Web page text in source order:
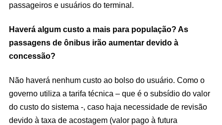
passageiros e usuários do terminal.
Haverá algum custo a mais para população? As
passagens de ônibus irão aumentar devido à
concessão?
Não haverá nenhum custo ao bolso do usuário. Como o
governo utiliza a tarifa técnica – que é o subsídio do valor
do custo do sistema -, caso haja necessidade de revisão
devido à taxa de acostagem (valor pago à futura